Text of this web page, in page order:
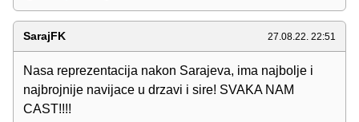
SarajFK 27.08.22. 22:51
Nasa reprezentacija nakon Sarajeva, ima najbolje i
najbrojnije navijace u drzavi i sire! SVAKA NAM
CAST!!!!